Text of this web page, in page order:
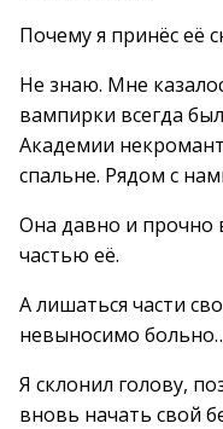
Почему я принёс её
Не знаю. Мне
вампирки всегда
Академии
спальне. Рядом с
Она давно и прочно
частью её.
А лишаться части
невыносимо
Я склонил голову,
вновь начать свой